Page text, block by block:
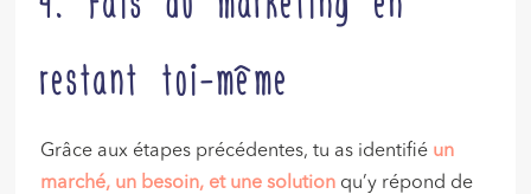
restant toi-même
Grâce aux étapes précédentes, tu as identifié un
marché, un besoin, et une solution qu’y répond de